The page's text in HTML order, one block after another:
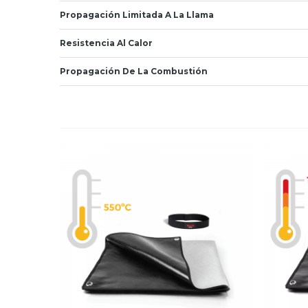
Propagación Limitada A La Llama
Resistencia Al Calor
Propagación De La Combustión